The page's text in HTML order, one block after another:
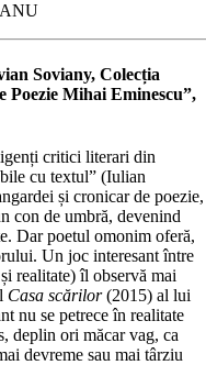
Soviany, Colecția
Poezie Mihai Eminescu”,
critici literari din
cu textul” (Iulian
și cronicar de poezie,
con de umbră, devenind
Dar poetul omonim oferă,
Un joc interesant între
realitate) îl observă mai
Casa scărilor(2015) al lui
nu se petrece în realitate
deplin ori măcar vag, ca
devreme sau mai târziu